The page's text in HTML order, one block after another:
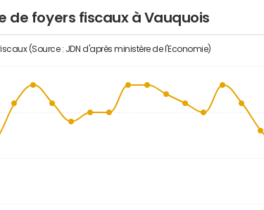
de foyers fiscaux à Vauquois
(Source : JDN d'après ministère de l'Economie)